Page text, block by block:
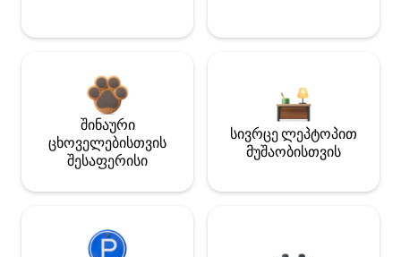
შინაური
ცხოველებისთვის
შესაფერისი
სივრცე ლეპტოპით
მუშაობისთვის